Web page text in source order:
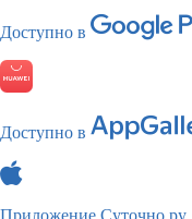
Доступно в
Доступно в
Приложение Суточно.ру